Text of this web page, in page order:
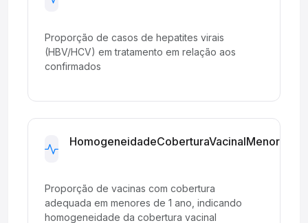
Proporção de casos de hepatites virais
(HBV/HCV) em tratamento em relação aos
confirmados
Proporção de vacinas com cobertura
adequada em menores de 1 ano, indicando
homogeneidade da cobertura vacinal